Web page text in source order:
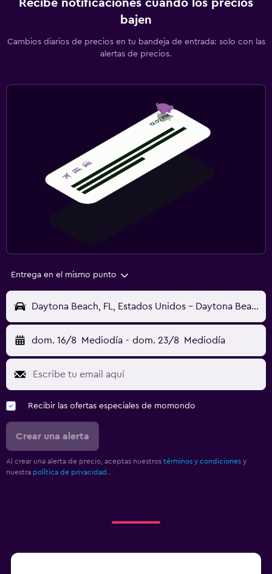
Recibe notificaciones cuando los precios
bajen
Cambios diarios de precios en tu bandeja de entrada: solo con las
alertas de precios.
Entrega en el mismo punto
Daytona Beach, FL, Estados Unidos - Daytona Beach (DAB)
dom. 16/8 Mediodía - dom. 23/8 Mediodía
Recibir las ofertas especiales de momondo
Crear una alerta
Al crear una alerta de precio, aceptas nuestros términos y condiciones y
nuestra política de privacidad..